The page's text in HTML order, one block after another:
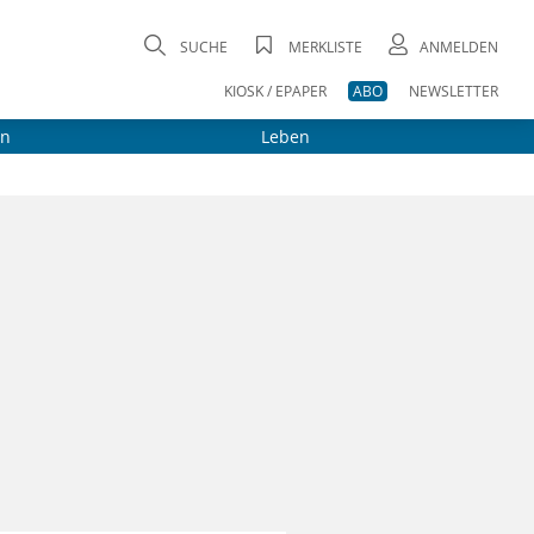
SUCHE MERKLISTE ANMELDEN
KIOSK / EPAPER ABO NEWSLETTER
Leben